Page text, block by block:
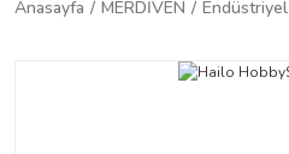
Anasayfa MERDİVEN Endüstriyel